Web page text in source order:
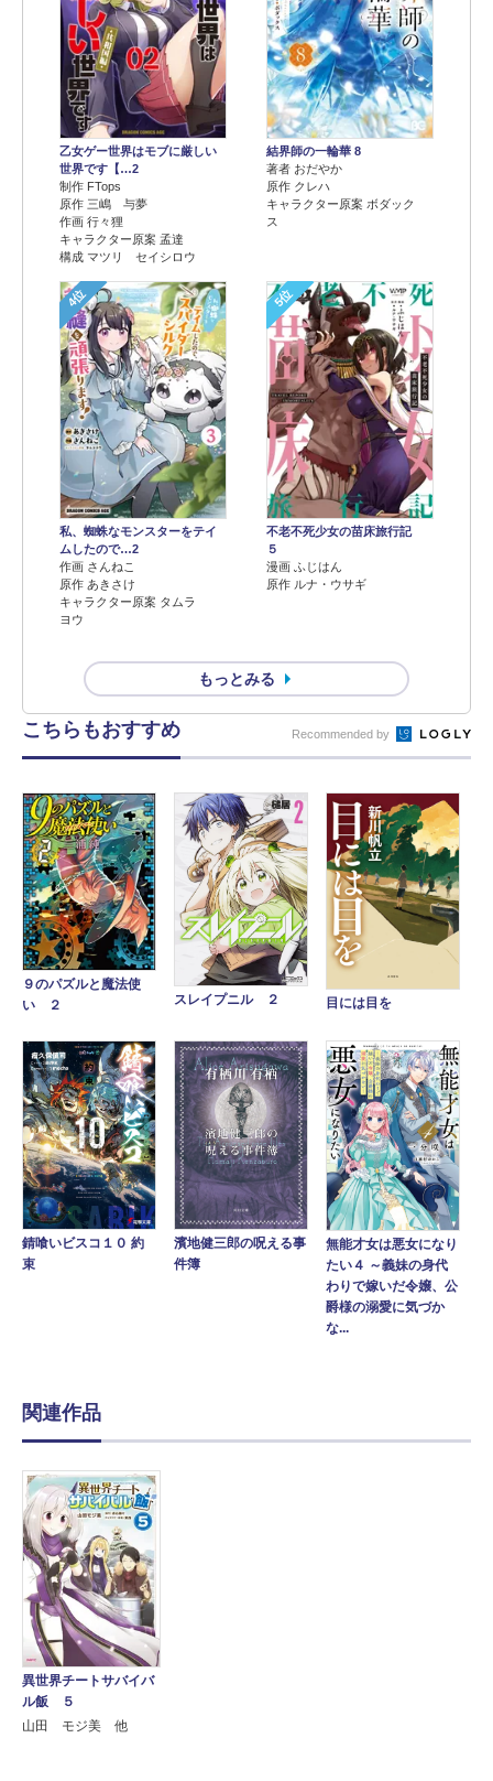
乙女ゲー世界はモブに厳しい
世界です【…2
制作 FTops
原作 三嶋 与夢
作画 行々狸
キャラクター原案 孟達
構成 マツリ セイシロウ
結界師の一輪華 8
著者 おだやか
原作 クレハ
キャラクター原案 ボダック
ス
4位
私、蜘蛛なモンスターをテイ
ムしたので…2
作画 さんねこ
原作 あきさけ
キャラクター原案 タムラ
ヨウ
5位
不老不死少女の苗床旅行記
５
漫画 ふじはん
原作 ルナ・ウサギ
もっとみる
こちらもおすすめ Recommended by
９のパズルと魔法使
い ２
スレイプニル ２ 目には目を
錆喰いビスコ１０ 約
束
濱地健三郎の呪える事
件簿
無能才女は悪女になり
たい４ ～義妹の身代
わりで嫁いだ令嬢、公
爵様の溺愛に気づか
な...
関連作品
異世界チートサバイバ
ル飯 ５
山田 モジ美 他